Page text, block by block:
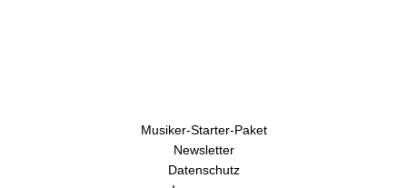
Musiker-Starter-Paket
Newsletter
Datenschutz